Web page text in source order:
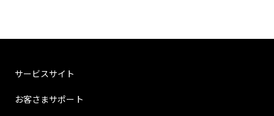
サービスサイト
お客さまサポート